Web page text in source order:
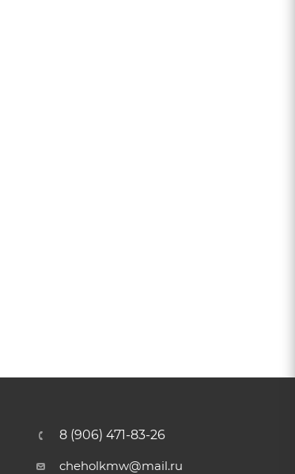
8 (906) 471-83-26
cheholkmw@mail.ru